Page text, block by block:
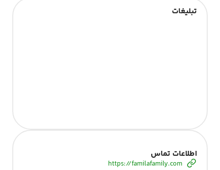
اطلاعات تماس
https://familafamily.com
تبلیغات